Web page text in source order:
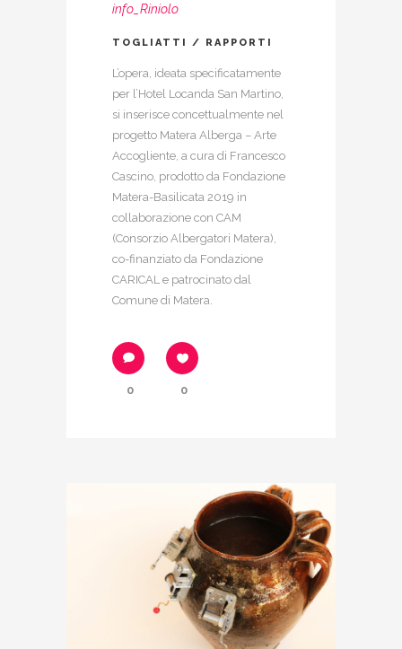
info_Riniolo
TOGLIATTI / RAPPORTI
L’opera, ideata specificatamente
per l’Hotel Locanda San Martino,
si inserisce concettualmente nel
progetto Matera Alberga – Arte
Accogliente, a cura di Francesco
Cascino, prodotto da Fondazione
Matera-Basilicata 2019 in
collaborazione con CAM
(Consorzio Albergatori Matera),
co-finanziato da Fondazione
CARICAL e patrocinato dal
Comune di Matera.
0 0